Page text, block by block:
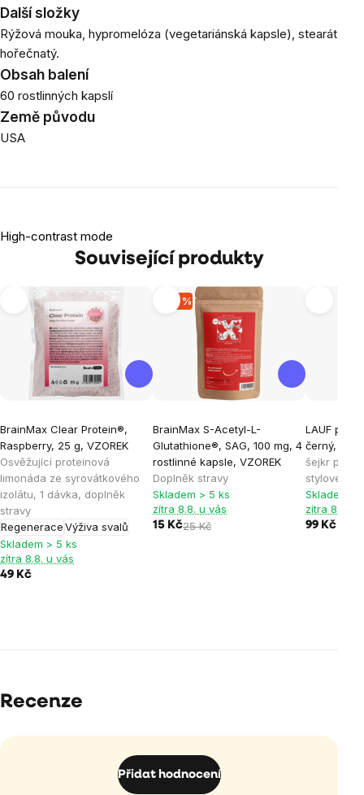
Další složky
Rýžová mouka, hypromelóza (vegetariánská kapsle), stearát
hořečnatý.
Obsah balení
60 rostlinných kapslí
Země původu
USA
High-contrast mode
Související produkty
BrainMax Clear Protein®,
Raspberry, 25 g, VZOREK
Osvěžující proteinová
limonáda ze syrovátkového
izolátu, 1 dávka, doplněk
stravy
RegeneraceVýživa svalů
Skladem > 5 ks
zítra 8.8. u vás
49 Kč
-40 %
BrainMax S-Acetyl-L-
Glutathione®, SAG, 100 mg, 4
rostlinné kapsle, VZOREK
Doplněk stravy
Skladem > 5 ks
zítra 8.8. u vás
15 Kč25 Kč
LAUF
černý, 700
šejkr pro
stylovém
Skladem >
zítra 8.8. u
99 Kč
Recenze
Přidat hodnocení